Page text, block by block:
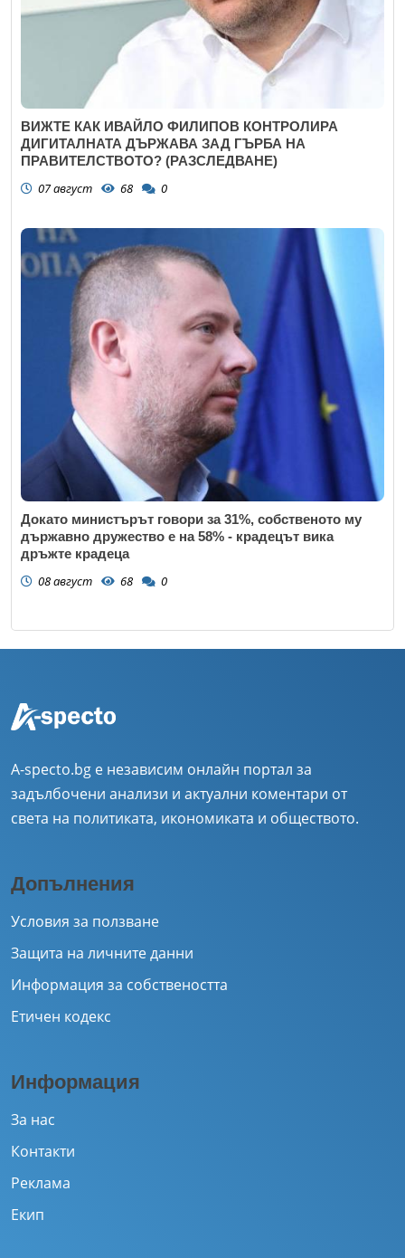
ВИЖТЕ КАК ИВАЙЛО ФИЛИПОВ КОНТРОЛИРА
ДИГИТАЛНАТА ДЪРЖАВА ЗАД ГЪРБА НА
ПРАВИТЕЛСТВОТО? (РАЗСЛЕДВАНЕ)
07 август 68 0
Докато министърът говори за 31%, собственото му
държавно дружество е на 58% - крадецът вика
дръжте крадеца
08 август 68 0
A-specto.bg е независим онлайн портал за
задълбочени анализи и актуални коментари от
света на политиката, икономиката и обществото.
Допълнения
Условия за ползване
Защита на личните данни
Информация за собствеността
Етичен кодекс
Информация
За нас
Контакти
Реклама
Екип